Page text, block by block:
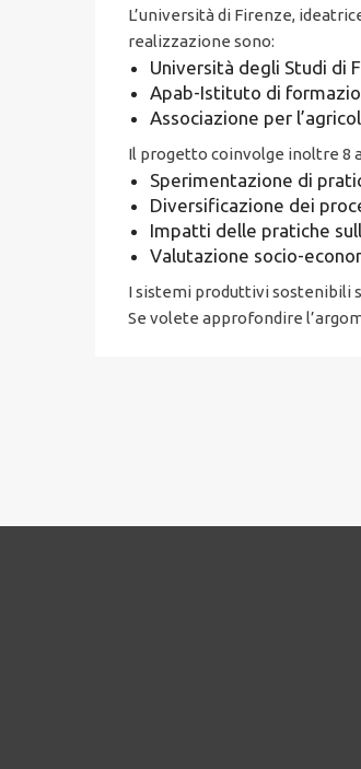
L’università di Firenze,
realizzazione sono:
Università degli Studi di
Apab-Istituto di
Associazione per
Il progetto coinvolge inoltre 8
Sperimentazione di
Diversificazione dei
Impatti delle pratiche
Valutazione socio-
I sistemi produttivi sostenibili
Se volete approfondire